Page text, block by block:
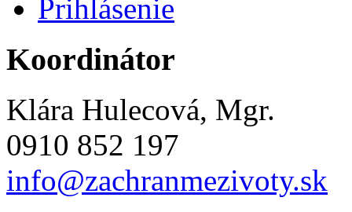
Prihlásenie
Koordinátor
Klára Hulecová, Mgr.
0910 852 197
info@zachranmezivoty.sk